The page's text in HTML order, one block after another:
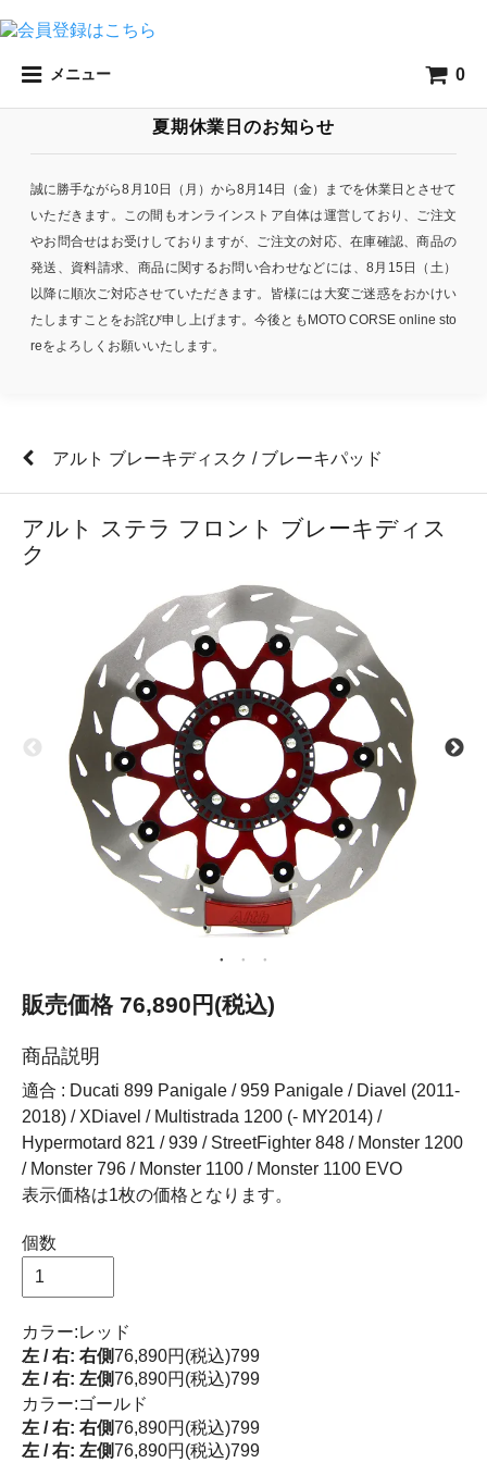
メニュー 0
夏期休業日のお知らせ
誠に勝手ながら8月10日（月）から8月14日（金）までを休業日とさせて
いただきます。この間もオンラインストア自体は運営しており、ご注文
やお問合せはお受けしておりますが、ご注文の対応、在庫確認、商品の
発送、資料請求、商品に関するお問い合わせなどには、8月15日（土）
以降に順次ご対応させていただきます。皆様には大変ご迷惑をおかけい
たしますことをお詫び申し上げます。今後ともMOTO CORSE online sto
reをよろしくお願いいたします。
アルト ブレーキディスク / ブレーキパッド
アルト ステラ フロント ブレーキディス
ク
販売価格 76,890円(税込)
商品説明
適合 : Ducati 899 Panigale / 959 Panigale / Diavel (2011-
2018) / XDiavel / Multistrada 1200 (- MY2014) /
Hypermotard 821 / 939 / StreetFighter 848 / Monster 1200
/ Monster 796 / Monster 1100 / Monster 1100 EVO
表示価格は1枚の価格となります。
個数
カラー:レッド
左 / 右: 右側76,890円(税込)799
左 / 右: 左側76,890円(税込)799
カラー:ゴールド
左 / 右: 右側76,890円(税込)799
左 / 右: 左側76,890円(税込)799